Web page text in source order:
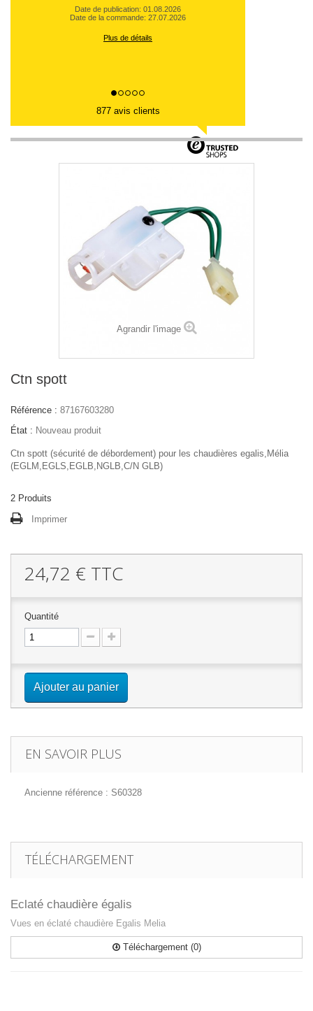
Date de publication: 01.08.2026
Date de la commande: 27.07.2026
Plus de détails
877 avis clients
Agrandir l'image
Ctn spott
Référence : 87167603280
État : Nouveau produit
Ctn spott (sécurité de débordement) pour les chaudières egalis,Mélia
(EGLM,EGLS,EGLB,NGLB,C/N GLB)
2 Produits
Imprimer
24,72 € TTC
Quantité
Ajouter au panier
EN SAVOIR PLUS
Ancienne référence : S60328
TÉLÉCHARGEMENT
Eclaté chaudière égalis
Vues en éclaté chaudière Egalis Melia
Téléchargement (0)